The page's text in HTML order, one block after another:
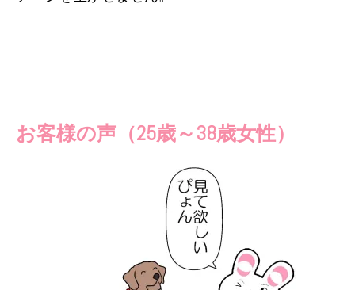
お客様の声 （25歳～38歳女性）